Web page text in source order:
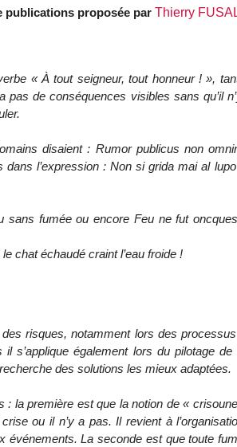
publications proposée par Thierry
« À tout seigneur, tout honneur ! »,
pas de conséquences visibles sans qu’il
disaient : Rumor publicus non
l’expression : Non si grida mai al
sans fumée ou encore Feu ne fut
chat échaudé craint l’eau froide !
risques, notamment lors des
il s’applique également lors du pilotage
des solutions les mieux adaptées.
: la première est que la notion de «
ou il n’y a pas. Il revient à
événements. La seconde est que toute